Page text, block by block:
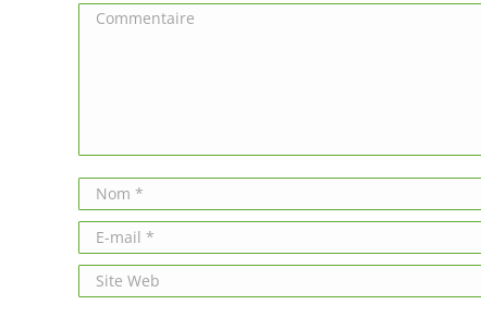
Commentaire
Nom *
E-mail *
Site Web